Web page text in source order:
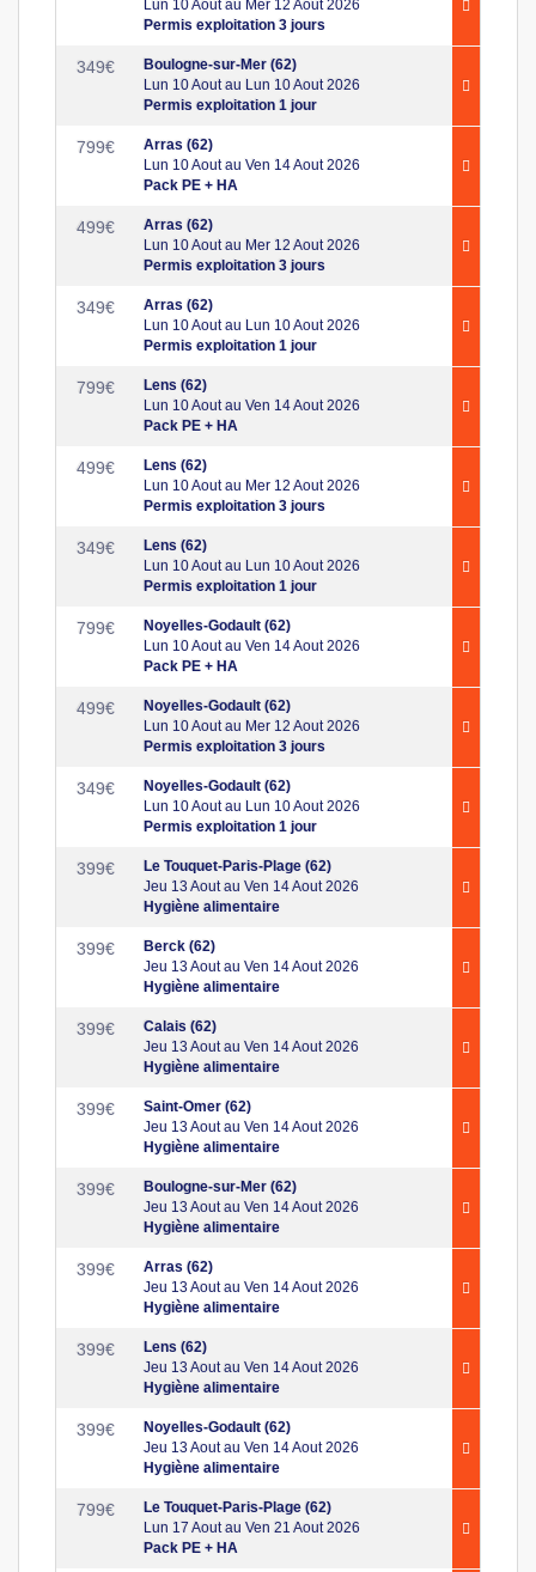
Lun 10 Aout au Mer 12 Aout 2026
Permis exploitation 3 jours
349€
Boulogne-sur-Mer (62)
Lun 10 Aout au Lun 10 Aout 2026
Permis exploitation 1 jour
799€
Arras (62)
Lun 10 Aout au Ven 14 Aout 2026
Pack PE + HA
499€
Arras (62)
Lun 10 Aout au Mer 12 Aout 2026
Permis exploitation 3 jours
349€
Arras (62)
Lun 10 Aout au Lun 10 Aout 2026
Permis exploitation 1 jour
799€
Lens (62)
Lun 10 Aout au Ven 14 Aout 2026
Pack PE + HA
499€
Lens (62)
Lun 10 Aout au Mer 12 Aout 2026
Permis exploitation 3 jours
349€
Lens (62)
Lun 10 Aout au Lun 10 Aout 2026
Permis exploitation 1 jour
799€
Noyelles-Godault (62)
Lun 10 Aout au Ven 14 Aout 2026
Pack PE + HA
499€
Noyelles-Godault (62)
Lun 10 Aout au Mer 12 Aout 2026
Permis exploitation 3 jours
349€
Noyelles-Godault (62)
Lun 10 Aout au Lun 10 Aout 2026
Permis exploitation 1 jour
399€
Le Touquet-Paris-Plage (62)
Jeu 13 Aout au Ven 14 Aout 2026
Hygiène alimentaire
399€
Berck (62)
Jeu 13 Aout au Ven 14 Aout 2026
Hygiène alimentaire
399€
Calais (62)
Jeu 13 Aout au Ven 14 Aout 2026
Hygiène alimentaire
399€
Saint-Omer (62)
Jeu 13 Aout au Ven 14 Aout 2026
Hygiène alimentaire
399€
Boulogne-sur-Mer (62)
Jeu 13 Aout au Ven 14 Aout 2026
Hygiène alimentaire
399€
Arras (62)
Jeu 13 Aout au Ven 14 Aout 2026
Hygiène alimentaire
399€
Lens (62)
Jeu 13 Aout au Ven 14 Aout 2026
Hygiène alimentaire
399€
Noyelles-Godault (62)
Jeu 13 Aout au Ven 14 Aout 2026
Hygiène alimentaire
799€
Le Touquet-Paris-Plage (62)
Lun 17 Aout au Ven 21 Aout 2026
Pack PE + HA